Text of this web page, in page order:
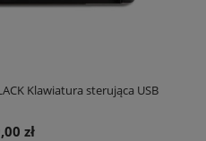
Klawiatura sterująca USB
zł